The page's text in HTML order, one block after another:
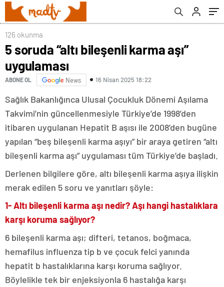
126 okunma
5 soruda “altı bileşenli karma aşı”
uygulaması
ABONE OL News 16 Nisan 2025 18:22
Sağlık Bakanlığınca Ulusal Çocukluk Dönemi Aşılama
Takvimi’nin güncellenmesiyle Türkiye’de 1998’den
itibaren uygulanan Hepatit B aşısı ile 2008’den bugüne
yapılan “beş bileşenli karma aşıyı” bir araya getiren “altı
bileşenli karma aşı” uygulaması tüm Türkiye’de başladı.
Derlenen bilgilere göre, altı bileşenli karma aşıya ilişkin
merak edilen 5 soru ve yanıtları şöyle:
1- Altı bileşenli karma aşı nedir? Aşı hangi hastalıklara
karşı koruma sağlıyor?
6 bileşenli karma aşı; difteri, tetanos, boğmaca,
hemafilus influenza tip b ve çocuk felci yanında
hepatit b hastalıklarına karşı koruma sağlıyor.
Böylelikle tek bir enjeksiyonla 6 hastalığa karşı